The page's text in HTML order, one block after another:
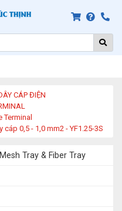
CÁP ĐIỆN
Terminal
0,5 - 1,0 mm2 - YF1.25-3S
Tray & Fiber Tray